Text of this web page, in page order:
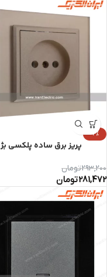
-4%
پریز برق ساده پلکسی بژ
293,200تومان
281,472تومان